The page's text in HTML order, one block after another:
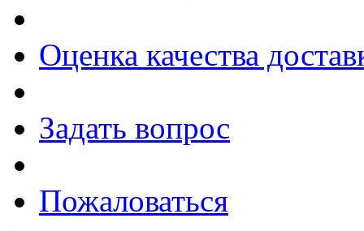
Оценка качества
Задать вопрос
Пожаловаться